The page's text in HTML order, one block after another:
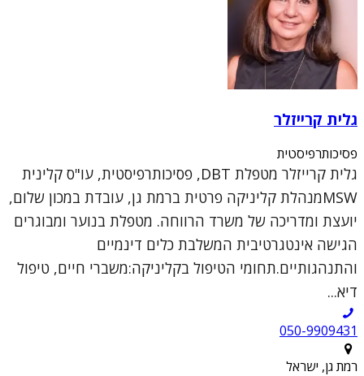
גלית קרייזלר
פסיכותרפיסטית
גלית קרייזלר מטפלת DBT, פסיכותרפיסטית, עו"ס קלינית
MSWמנהלת קליניקה פרטית ברמת גן, עובדת במכון שלום,
יועצת ומדריכה של משרד הרווחה. מטפלת בנוער ומבוגרים
הגישה אינטגרטיבית המשלבת כלים דינמיים
והתנהגותיים.תחומי הטיפול בקליניקה:משברי חיים, טיפול
דיא...
050-9909431
רמת גן, ישראל